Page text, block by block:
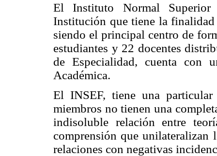
El Instituto Normal
Institución que tiene la
siendo el principal centro de
estudiantes y 22 docentes
de Especialidad, cuenta con
Académica.
El INSEF, tiene una
miembros no tienen una
indisoluble relación entre
comprensión que unilateralizan
relaciones con negativas